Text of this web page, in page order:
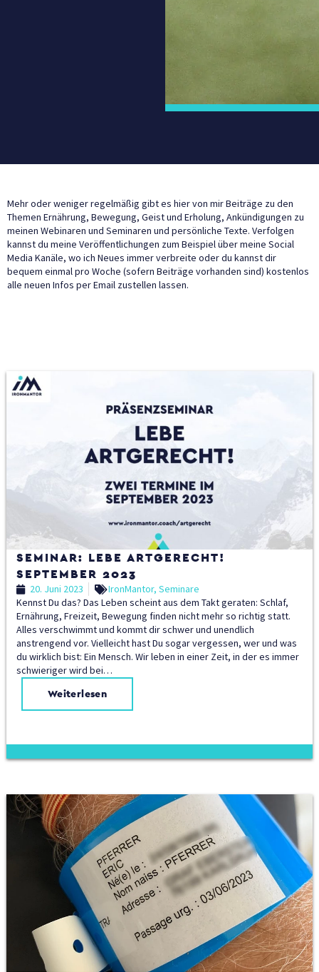
Mehr oder weniger regelmäßig gibt es hier von mir Beiträge zu den
Themen Ernährung, Bewegung, Geist und Erholung, Ankündigungen zu
meinen Webinaren und Seminaren und persönliche Texte. Verfolgen
kannst du meine Veröffentlichungen zum Beispiel über meine Social
Media Kanäle, wo ich Neues immer verbreite oder du kannst dir
bequem einmal pro Woche (sofern Beiträge vorhanden sind) kostenlos
alle neuen Infos per Email zustellen lassen.
SEMINAR: LEBE ARTGERECHT!
SEPTEMBER 2023
20. Juni 2023 IronMantor, Seminare
Kennst Du das? Das Leben scheint aus dem Takt geraten: Schlaf,
Ernährung, Freizeit, Bewegung finden nicht mehr so richtig statt.
Alles verschwimmt und kommt dir schwer und unendlich
anstrengend vor. Vielleicht hast Du sogar vergessen, wer und was
du wirklich bist: Ein Mensch. Wir leben in einer Zeit, in der es immer
schwieriger wird bei…
Weiterlesen
i
t
i
t
e
i
t
e
i
t